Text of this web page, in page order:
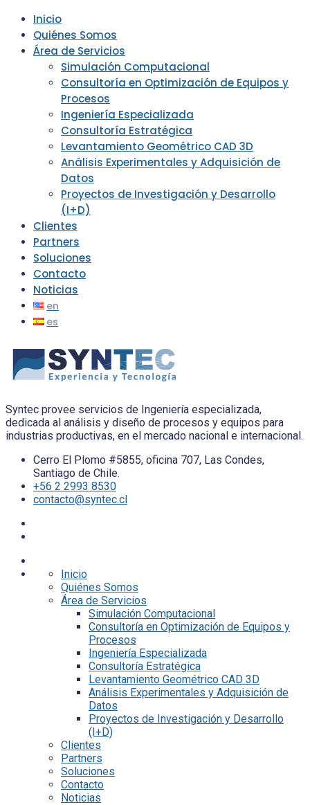
Inicio
Quiénes Somos
Área de Servicios
Simulación Computacional
Consultoría en Optimización de Equipos y
Procesos
Ingeniería Especializada
Consultoría Estratégica
Levantamiento Geométrico CAD 3D
Análisis Experimentales y Adquisición de
Datos
Proyectos de Investigación y Desarrollo
(I+D)
Clientes
Partners
Soluciones
Contacto
Noticias
Syntec provee servicios de Ingeniería especializada,
dedicada al análisis y diseño de procesos y equipos para
industrias productivas, en el mercado nacional e internacional.
Cerro El Plomo #5855, oficina 707, Las Condes,
Santiago de Chile.
+56 2 2993 8530
contacto@syntec.cl
Inicio
Quiénes Somos
Área de Servicios
Simulación Computacional
Consultoría en Optimización de Equipos y
Procesos
Ingeniería Especializada
Consultoría Estratégica
Levantamiento Geométrico CAD 3D
Análisis Experimentales y Adquisición de
Datos
Proyectos de Investigación y Desarrollo
(I+D)
Clientes
Partners
Soluciones
Contacto
Noticias